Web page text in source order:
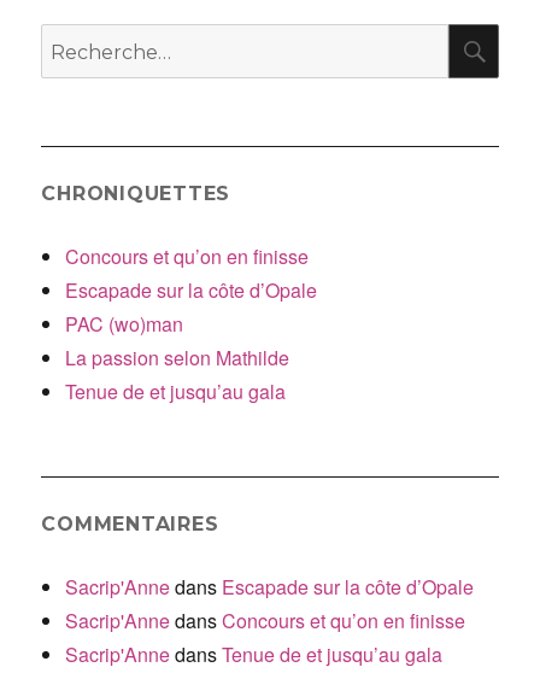
l’article
Recherche
pour
CHRONIQUETTES
Concours et qu’on en finisse
Escapade sur la côte d’Opale
PAC (wo)man
La passion selon Mathilde
Tenue de et jusqu’au gala
COMMENTAIRES
Sacrip'Annedans Escapade sur la côte d’Opale
Sacrip'AnnedansConcours et qu’on en finisse
Sacrip'AnnedansTenue de et jusqu’au gala